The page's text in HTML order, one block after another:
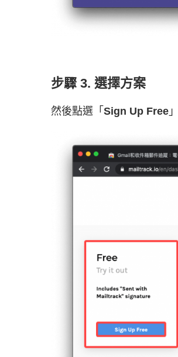
步驟 3. 選擇方案
然後點選「 Sign Up Free